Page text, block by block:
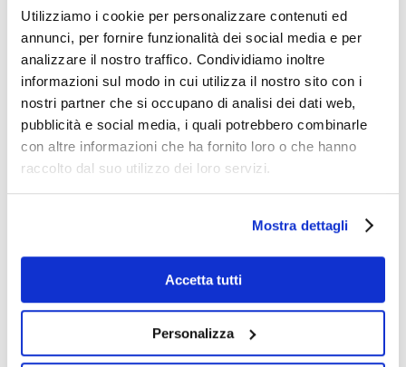
Utilizziamo i cookie per personalizzare contenuti ed
annunci, per fornire funzionalità dei social media e per
analizzare il nostro traffico. Condividiamo inoltre
informazioni sul modo in cui utilizza il nostro sito con i
nostri partner che si occupano di analisi dei dati web,
pubblicità e social media, i quali potrebbero combinarle
con altre informazioni che ha fornito loro o che hanno
raccolto dal suo utilizzo dei loro servizi.
Mostra dettagli
Accetta tutti
Personalizza
Gerarchia informativa— le destinazioni
primarie (uscita, reception, ufficio direzione)
hanno priorità visiva sulle secondarie
Coerenza terminologica— stessi nomi in tutto
il sistema, senza variazioni che generano
confusione
Contrasto visivo— la segnaletica deve essere
leggibile in ogni condizione di luce, evitando
altezza degli occhi
dei visitatori(indicativamente 150–160 cm dal
pavimento). Cartelli fuori da questa fascia vengono
spesso ignorati.
Personalizzazione e brand